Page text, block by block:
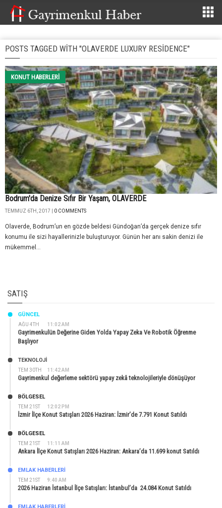
POSTS TAGGED WITH "OLAVERDE LUXURY RESIDENCE"
KONUT HABERLERI
Bodrum'da Denize Sıfır Bir Yaşam, OLAVERDE
TEMMUZ 6TH, 2017 | 0 COMMENTS
Olaverde, Bodrum’un en gözde beldesi Gündoğan’da gerçek denize sıfır
konumu ile sizi hayallerinizle buluşturuyor. Günün her anı sakin denizi ile
mükemmel...
SATIŞ
AĞU 4TH 11:02 AM
GÜNCEL
Gayrimenkulün Değerine Giden Yolda Yapay Zeka Ve Robotik Öğrenme
Başlıyor
TEM 30TH 11:42 AM
TEKNOLOJİ
Gayrimenkul değerleme sektörü yapay zekâ teknolojileriyle dönüşüyor
TEM 21ST 12:02 PM
BÖLGESEL
İzmir İlçe Konut Satışları 2026 Haziran: İzmir’de 7.791 Konut Satıldı
TEM 21ST 11:11 AM
BÖLGESEL
Ankara İlçe Konut Satışları 2026 Haziran: Ankara’da 11.699 konut Satıldı
TEM 21ST 9:40 AM
EMLAK HABERLERI
2026 Haziran İstanbul İlçe Satışları: İstanbul’da 24.084 Konut Satıldı